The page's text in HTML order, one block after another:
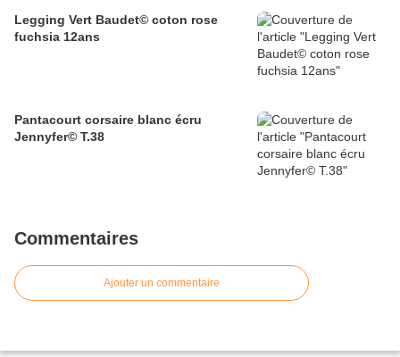
Legging Vert Baudet© coton rose
fuchsia 12ans
Pantacourt corsaire blanc écru
Jennyfer© T.38
Commentaires
Ajouter un commentaire